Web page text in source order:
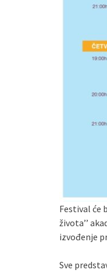
Festival će
života’’
izvođenje
Sve